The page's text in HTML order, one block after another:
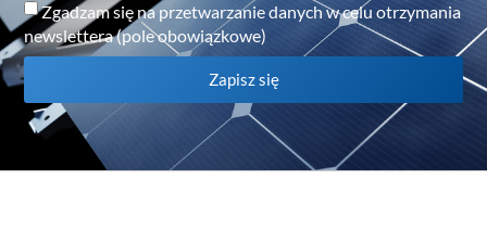
Zgadzam się na przetwarzanie danych w celu otrzymania
newslettera (pole obowiązkowe)
Zapisz się